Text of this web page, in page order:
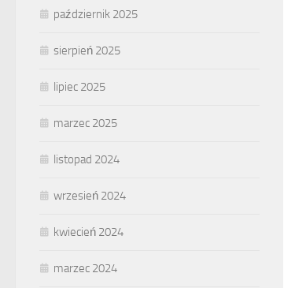
październik 2025
sierpień 2025
lipiec 2025
marzec 2025
listopad 2024
wrzesień 2024
kwiecień 2024
marzec 2024